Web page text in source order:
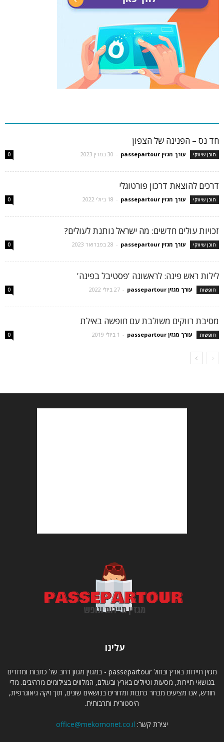
חד נס – הפנינה של הצפון
תוכן שיווקי עורך מגזין passepartour - 30 במרץ 2023 0
דרכים להוצאת דרכון פורטוגלי
תוכן שיווקי עורך מגזין passepartour - 18 ביולי 2022 0
זכויות עולים חדשים: מה ישראל נותנת לעולים?
תוכן שיווקי עורך מגזין passepartour - 28 בפברואר 2023 0
לילות ראש פינה: לראשונה 'פסטיבל בפינה'
חופשות עורך מגזין passepartour - 27 ביולי 2022 0
מסיבת רווקים משולבת עם חופשה באילת
חופשות עורך מגזין passepartour - 1 ביולי 2019 0
עלינו
מגזין תיירות בארץ ובחול passepartour - במגזין מגוון רחב של כתבות ומדורים
בנושאי תיירות, מסעות וטיולים בארץ ובעולם, המלווים בצילומים מרהיבים. מדי
חודש, אנו מציעים מבחר כתבות ומדורים בנושאים שונים, תוך זיקה גיאוגרפית,
היסטורית ותרבותית.
יצירת קשר: office@mekomonet.co.il